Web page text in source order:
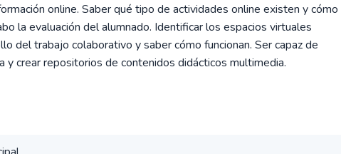
online. Saber qué tipo de actividades online existen y cómo
la evaluación del alumnado. Identificar los espacios virtuales
del trabajo colaborativo y saber cómo funcionan. Ser capaz de
y crear repositorios de contenidos didácticos multimedia.